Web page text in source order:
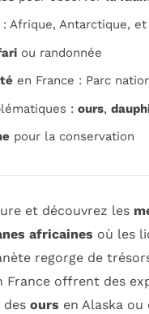
: Afrique, Antarctique,
ou randonnée
en France : Parc
: ours,
pour la conservation
et découvrez les
africaines où les
regorge de
France offrent des
des ours en Alaska